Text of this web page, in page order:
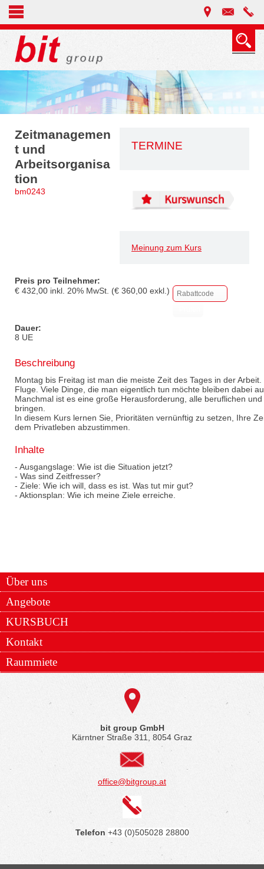
TERMINE
Meinung zum Kurs
Zeitmanagemen
t und
Arbeitsorganisa
tion
bm0243
Preis pro Teilnehmer:
€ 432,00 inkl. 20% MwSt. (€ 360,00 exkl.)
Dauer:
8 UE
Beschreibung
Montag bis Freitag ist man die meiste Zeit des Tages in der
Fluge. Viele Dinge, die man eigentlich tun möchte bleiben dabei
Manchmal ist es eine große Herausforderung, alle beruflichen
bringen.
In diesem Kurs lernen Sie, Prioritäten vernünftig zu setzen, Ihre
dem Privatleben abzustimmen.
Inhalte
- Ausgangslage: Wie ist die Situation jetzt?
- Was sind Zeitfresser?
- Ziele: Wie ich will, dass es ist. Was tut mir gut?
- Aktionsplan: Wie ich meine Ziele erreiche.
Über uns
Angebote
KURSBUCH
Kontakt
Raummiete
bit group GmbH
Kärntner Straße 311, 8054 Graz
office@bitgroup.at
Telefon +43 (0)505028 28800